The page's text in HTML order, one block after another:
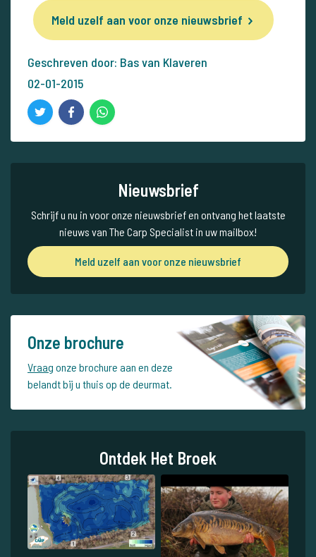
Meld uzelf aan voor onze nieuwsbrief
Geschreven door: Bas van Klaveren
02-01-2015
Nieuwsbrief
Schrijf u nu in voor onze nieuwsbrief en ontvang het laatste
nieuws van The Carp Specialist in uw mailbox!
Meld uzelf aan voor onze nieuwsbrief
Onze brochure
Vraag onze brochure aan en deze
belandt bij u thuis op de deurmat.
Ontdek Het Broek